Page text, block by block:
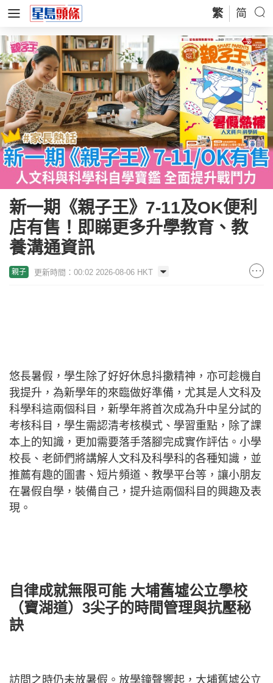
繁 简
新一期《親子王》7-11及OK便利
店有售！即睇更多升學教育、教
養溝通資訊
親子 更新時間：00:02 2026-08-06 HKT
悠長暑假，學生除了好好休息抖擻精神，亦可趁機自
我提升，為新學年的來臨做好準備，尤其是人文科及
科學科這兩個科目，新學年將首次成為升中呈分試的
考核科目，學生需認清考核模式、學習重點，除了課
本上的知識，更加需要落手落腳完成實作評估。小學
校長、老師們將講解人文科及科學科的各種知識，並
推薦有趣的圖書、短片頻道、教學平台等，讓小朋友
在暑假自學，裝備自己，提升這兩個科目的興趣及表
現。
自律成就無限可能 大埔舊墟公立學校
（寶湖道）3尖子的時間管理與抗壓秘
訣
訪問之時仍未放暑假。放學鐘聲響起，大埔舊墟公立